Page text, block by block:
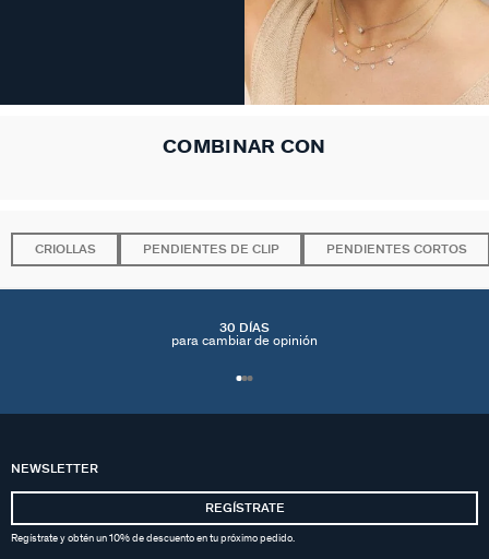
COMBINAR CON
CRIOLLAS PENDIENTES DE CLIP PENDIENTES CORTOS
30 DÍAS
para cambiar de opinión
NEWSLETTER
REGÍSTRATE
Regístrate y obtén un 10% de descuento en tu próximo pedido.